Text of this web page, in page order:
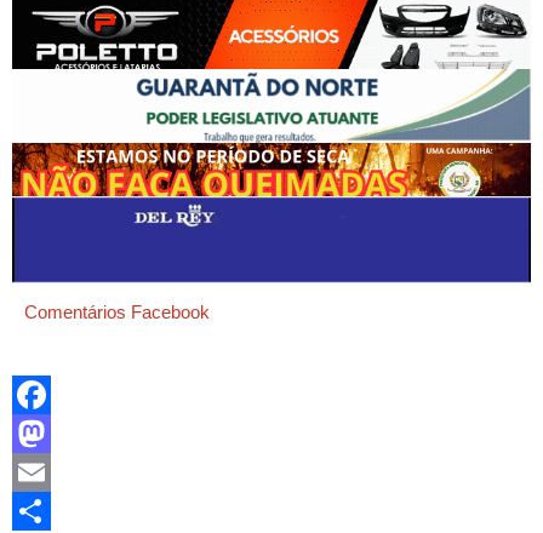
Comentários Facebook
Facebook
Mastodon
Email